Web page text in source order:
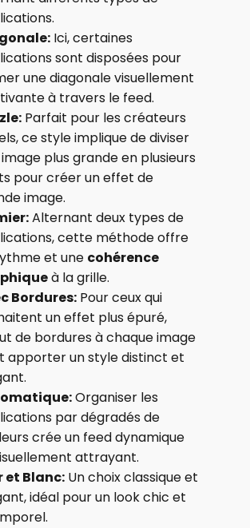
Ici, certaines
sont disposées pour
une diagonale visuellement
à travers le feed.
Parfait pour les créateurs
ce style implique de diviser
plus grande en plusieurs
pour créer un effet de
image.
Alternant deux types de
cette méthode offre
et une cohérence
à la grille.
Bordures: Pour ceux qui
un effet plus épuré,
de bordures à chaque image
apporter un style distinct et
Organiser les
par dégradés de
crée un feed dynamique
attrayant.
et Blanc: Un choix classique et
idéal pour un look chic et